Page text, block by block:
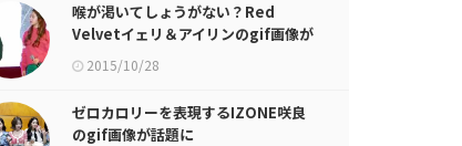
喉が渇いてしょうがない？Red
Velvetイェリ＆アイリンのgif画像が
話題に
2015/10/28
ゼロカロリーを表現するIZONE咲良
のgif画像が話題に